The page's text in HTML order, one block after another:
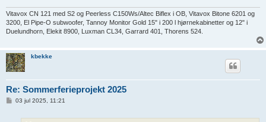
Vitavox CN 121 med S2 og Peerless C150Ws/Altec Biflex i OB, Vitavox Bitone 6201 og
3200, El Pipe-O subwoofer, Tannoy Monitor Gold 15" i 200 l hjørnekabinetter og 12" i
Duelundhorn, Elekit 8900, Luxman CL34, Garrard 401, Thorens 524.
kbekke
Re: Sommerferieprojekt 2025
03 jul 2025, 11:21